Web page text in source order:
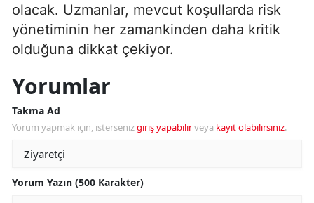
olacak. Uzmanlar, mevcut koşullarda risk
yönetiminin her zamankinden daha kritik
olduğuna dikkat çekiyor.
Yorumlar
Takma Ad
Yorum yapmak için, istersenizgiriş yapabilirveya kayıt olabilirsiniz.
Yorum Yazın (500 Karakter)